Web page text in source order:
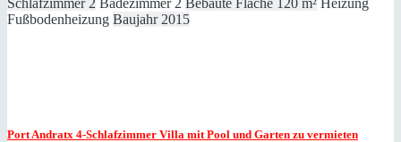
Fußbodenheizung Baujahr 2015
Port Andratx 4-Schlafzimmer Villa mit Pool und Garten zu vermieten